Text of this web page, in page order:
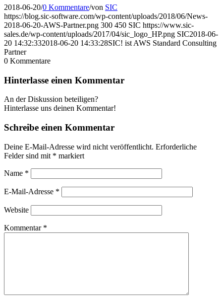
2018-06-20/0 Kommentare/von SIC
https://blog.sic-software.com/wp-content/uploads/2018/06/News-
2018-06-20-AWS-Partner.png 300 450 SIC https://www.sic-
sales.de/wp-content/uploads/2017/04/sic_logo_HP.png SIC2018-06-
20 14:32:332018-06-20 14:33:28SIC! ist AWS Standard Consulting
Partner
0 Kommentare
Hinterlasse einen Kommentar
An der Diskussion beteiligen?
Hinterlasse uns deinen Kommentar!
Schreibe einen Kommentar
Deine E-Mail-Adresse wird nicht veröffentlicht. Erforderliche
Felder sind mit * markiert
Name *
E-Mail-Adresse *
Website
Kommentar *